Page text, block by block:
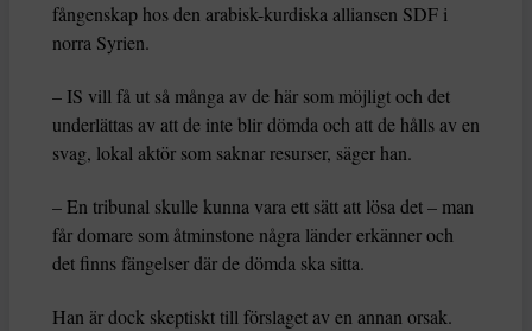
fångenskap hos den arabisk-kurdiska alliansen SDF i
norra Syrien.
– IS vill få ut så många av de här som möjligt och det
underlättas av att de inte blir dömda och att de hålls av en
svag, lokal aktör som saknar resurser, säger han.
– En tribunal skulle kunna vara ett sätt att lösa det – man
får domare som åtminstone några länder erkänner och
det finns fängelser där de dömda ska sitta.
Han är dock skeptiskt till förslaget av en annan orsak.